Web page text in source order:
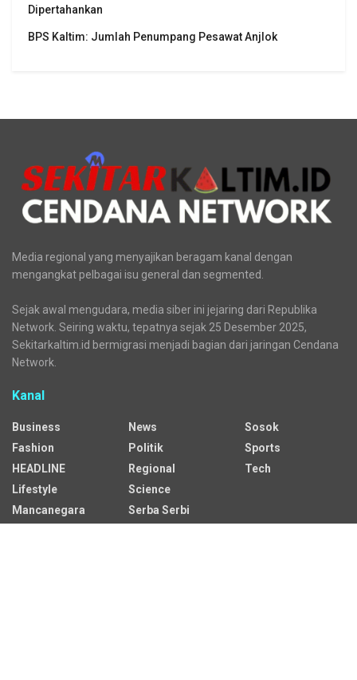
Dipertahankan
BPS Kaltim: Jumlah Penumpang Pesawat Anjlok
Media regional yang menyajikan beragam kanal dengan
mengangkat pelbagai isu general dan segmented.
Sejak awal mengudara, media siber ini jejaring dari Republika
Network. Seiring waktu, tepatnya sejak 25 Desember 2025,
Sekitarkaltim.id bermigrasi menjadi bagian dari jaringan Cendana
Network.
Kanal
Business
Fashion
HEADLINE
Lifestyle
Mancanegara
News
Politik
Regional
Science
Serba Serbi
Sosok
Sports
Tech